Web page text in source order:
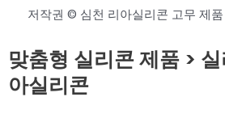
저작권 © 심천 리아실리콘 고무 제
맞춤형 실리콘 제품 >
아실리콘